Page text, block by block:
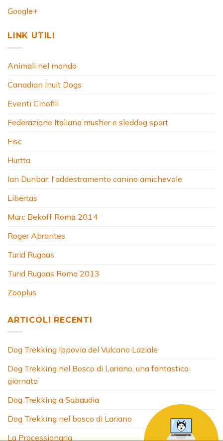
Google+
LINK UTILI
Animali nel mondo
Canadian Inuit Dogs
Eventi Cinofili
Federazione Italiana musher e sleddog sport
Fisc
Hurtta
Ian Dunbar: l'addestramento canino amichevole
Libertas
Marc Bekoff Roma 2014
Roger Abrantes
Turid Rugaas
Turid Rugaas Roma 2013
Zooplus
ARTICOLI RECENTI
Dog Trekking Ippovia del Vulcano Laziale
Dog Trekking nel Bosco di Lariano, una fantastica
giornata
Dog Trekking a Sabaudia
Dog Trekking nel bosco di Lariano
La Processionaria